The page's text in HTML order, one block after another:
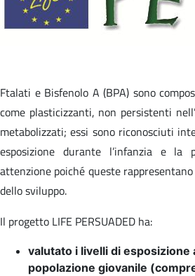
Ftalati e Bisfenolo A (BPA) sono
come plasticizzanti, non persistenti
metabolizzati; essi sono riconosciuti
esposizione durante l’infanzia e la
attenzione poiché queste
dello sviluppo.
Il progetto LIFE PERSUADED ha:
valutato i livelli di esposizione
popolazione giovanile